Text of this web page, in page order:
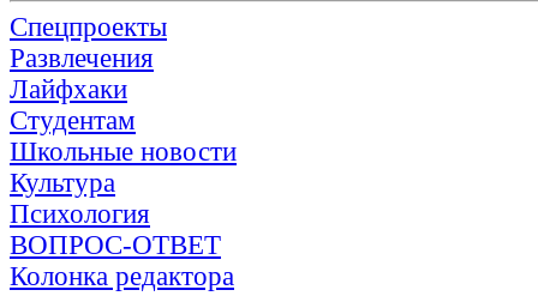
Спецпроекты
Развлечения
Лайфхаки
Студентам
Школьные новости
Культура
Психология
ВОПРОС-ОТВЕТ
Колонка редактора